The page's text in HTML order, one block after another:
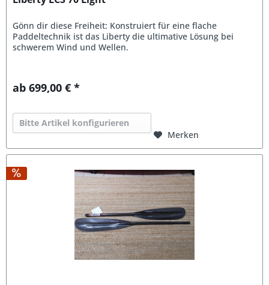
Gönn dir diese Freiheit: Konstruiert für eine flache
Paddeltechnik ist das Liberty die ultimative Lösung bei
schwerem Wind und Wellen.
ab 699,00 € *
Bitte Artikel konfigurieren
Merken